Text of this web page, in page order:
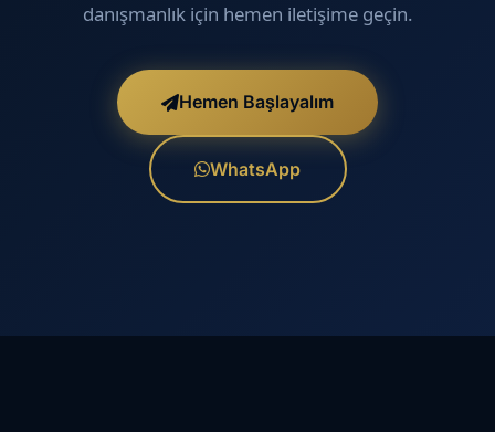
danışmanlık için hemen iletişime geçin.
Hemen Başlayalım
WhatsApp